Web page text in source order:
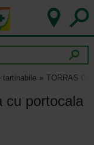
tartinabile TORRAS
cu portocala